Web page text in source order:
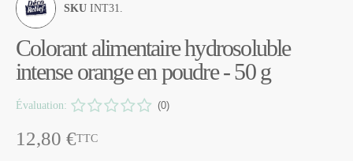
SKU INT31.
Colorant alimentaire hydrosoluble
intense orange en poudre - 50 g
Évaluation: (0)
12,80 €TTC